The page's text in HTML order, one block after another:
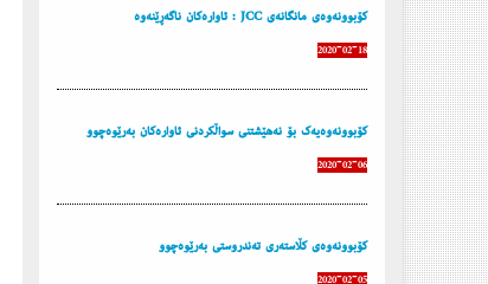
كۆبوونه‌وه‌ی مانگانه‌ی JCC : ئاواره‌كان ناگه‌ڕێنه‌وه‌
2020-02-18
كۆبوونه‌وه‌یه‌ك بۆ نه‌هێشتنی سواڵكردنی ئاواره‌كان به‌رێوه‌چوو
2020-02-06
كۆبوونه‌وه‌ی كڵاسته‌ری ته‌ندروستی به‌رێوه‌چوو
2020-02-05